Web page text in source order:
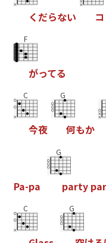
く だらない コ
F
がってる
C
今夜
G
何もか
Pa-pa
G
party par
C G